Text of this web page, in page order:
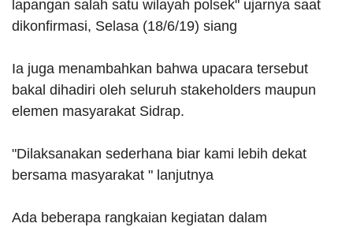
lapangan salah satu wilayah polsek" ujarnya saat
dikonfirmasi, Selasa (18/6/19) siang
Ia juga menambahkan bahwa upacara tersebut
bakal dihadiri oleh seluruh stakeholders maupun
elemen masyarakat Sidrap.
"Dilaksanakan sederhana biar kami lebih dekat
bersama masyarakat " lanjutnya
Ada beberapa rangkaian kegiatan dalam